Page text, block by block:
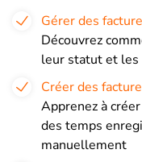
Gérer des
Découvrez
leur statut et les
Créer des
Apprenez à
des temps
manuellement